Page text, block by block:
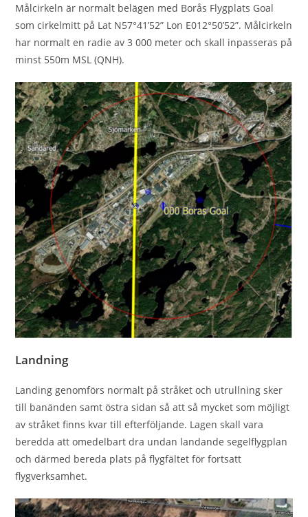
Målcirkeln är normalt belägen med Borås Flygplats Goal
som cirkelmitt på Lat N57°41’52” Lon E012°50’52”. Målcirkeln
har normalt en radie av 3 000 meter och skall inpasseras på
minst 550m MSL (QNH).
Landning
Landing genomförs normalt på stråket och utrullning sker
till banänden samt östra sidan så att så mycket som möjligt
av stråket finns kvar till efterföljande. Lagen skall vara
beredda att omedelbart dra undan landande segelﬂygplan
och därmed bereda plats på ﬂygfältet för fortsatt
ﬂygverksamhet.